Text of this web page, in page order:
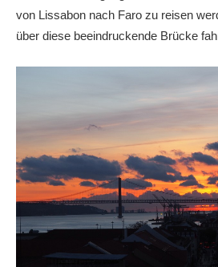
von Lissabon nach Faro zu reisen
über diese beeindruckende Brücke